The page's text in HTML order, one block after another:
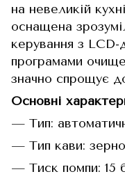
на невеликій
оснащена
керування з
програмами
значно спрощує
Основні
— Тип:
— Тип кави:
— Тиск помпи: 15